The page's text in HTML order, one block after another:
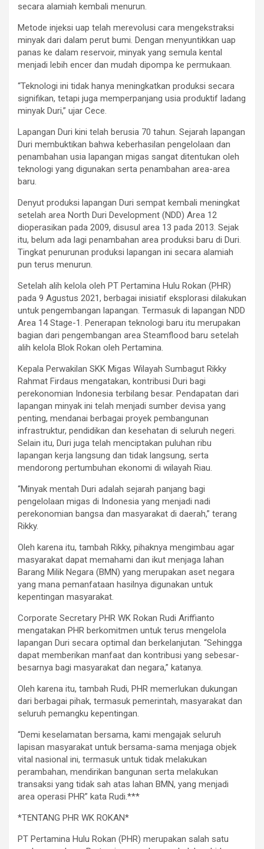
secara alamiah kembali menurun.
Metode injeksi uap telah merevolusi cara mengekstraksi
minyak dari dalam perut bumi. Dengan menyuntikkan uap
panas ke dalam reservoir, minyak yang semula kental
menjadi lebih encer dan mudah dipompa ke permukaan.
“Teknologi ini tidak hanya meningkatkan produksi secara
signifikan, tetapi juga memperpanjang usia produktif ladang
minyak Duri,” ujar Cece.
Lapangan Duri kini telah berusia 70 tahun. Sejarah lapangan
Duri membuktikan bahwa keberhasilan pengelolaan dan
penambahan usia lapangan migas sangat ditentukan oleh
teknologi yang digunakan serta penambahan area-area
baru.
Denyut produksi lapangan Duri sempat kembali meningkat
setelah area North Duri Development (NDD) Area 12
dioperasikan pada 2009, disusul area 13 pada 2013. Sejak
itu, belum ada lagi penambahan area produksi baru di Duri.
Tingkat penurunan produksi lapangan ini secara alamiah
pun terus menurun.
Setelah alih kelola oleh PT Pertamina Hulu Rokan (PHR)
pada 9 Agustus 2021, berbagai inisiatif eksplorasi dilakukan
untuk pengembangan lapangan. Termasuk di lapangan NDD
Area 14 Stage-1. Penerapan teknologi baru itu merupakan
bagian dari pengembangan area Steamflood baru setelah
alih kelola Blok Rokan oleh Pertamina.
Kepala Perwakilan SKK Migas Wilayah Sumbagut Rikky
Rahmat Firdaus mengatakan, kontribusi Duri bagi
perekonomian Indonesia terbilang besar. Pendapatan dari
lapangan minyak ini telah menjadi sumber devisa yang
penting, mendanai berbagai proyek pembangunan
infrastruktur, pendidikan dan kesehatan di seluruh negeri.
Selain itu, Duri juga telah menciptakan puluhan ribu
lapangan kerja langsung dan tidak langsung, serta
mendorong pertumbuhan ekonomi di wilayah Riau.
“Minyak mentah Duri adalah sejarah panjang bagi
pengelolaan migas di Indonesia yang menjadi nadi
perekonomian bangsa dan masyarakat di daerah,” terang
Rikky.
Oleh karena itu, tambah Rikky, pihaknya mengimbau agar
masyarakat dapat memahami dan ikut menjaga lahan
Barang Milik Negara (BMN) yang merupakan aset negara
yang mana pemanfataan hasilnya digunakan untuk
kepentingan masyarakat.
Corporate Secretary PHR WK Rokan Rudi Ariffianto
mengatakan PHR berkomitmen untuk terus mengelola
lapangan Duri secara optimal dan berkelanjutan. “Sehingga
dapat memberikan manfaat dan kontribusi yang sebesar-
besarnya bagi masyarakat dan negara,” katanya.
Oleh karena itu, tambah Rudi, PHR memerlukan dukungan
dari berbagai pihak, termasuk pemerintah, masyarakat dan
seluruh pemangku kepentingan.
“Demi keselamatan bersama, kami mengajak seluruh
lapisan masyarakat untuk bersama-sama menjaga objek
vital nasional ini, termasuk untuk tidak melakukan
perambahan, mendirikan bangunan serta melakukan
transaksi yang tidak sah atas lahan BMN, yang menjadi
area operasi PHR” kata Rudi.***
*TENTANG PHR WK ROKAN*
PT Pertamina Hulu Rokan (PHR) merupakan salah satu